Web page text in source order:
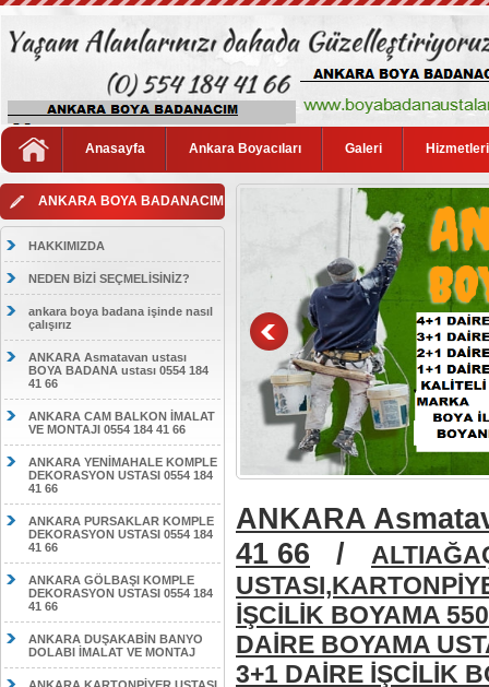
Anasayfa Ankara Boyacıları Galeri
ANKARA BOYA BADANACIM
HAKKIMIZDA
NEDEN BİZİ SEÇMELİSİNİZ?
ankara boya badana işinde nasıl
çalışırız
ANKARA Asmatavan ustası
BOYA BADANA ustası 0554 184
41 66
ANKARA CAM BALKON İMALAT
VE MONTAJI 0554 184 41 66
ANKARA YENİMAHALE KOMPLE
DEKORASYON USTASI 0554 184
41 66
ANKARA PURSAKLAR KOMPLE
DEKORASYON USTASI 0554 184
41 66
ANKARA GÖLBAŞI KOMPLE
DEKORASYON USTASI 0554 184
41 66
ANKARA DUŞAKABİN BANYO
DOLABI İMALAT VE MONTAJ
ANKARA
41 66 /
İŞCİLİK BOYAMA
DAİRE BOYAMA
3+1 DAİRE İŞCİLİK